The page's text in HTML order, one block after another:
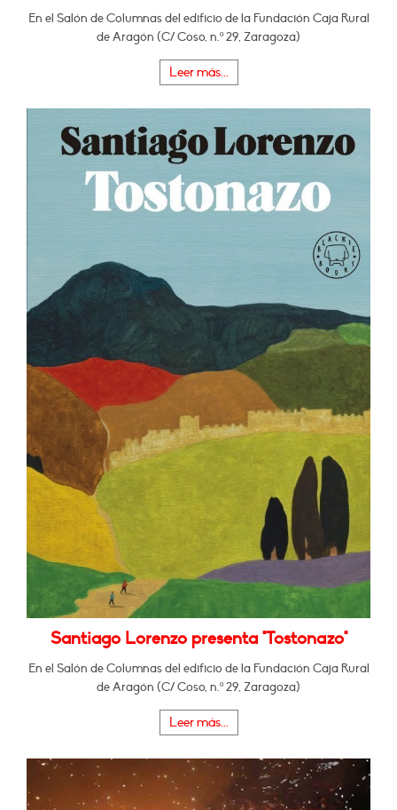
En el Salón de Columnas del edificio de la Fundación Caja Rural
de Aragón (C/ Coso, n.º 29, Zaragoza)
Leer más...
Santiago Lorenzo presenta "Tostonazo"
En el Salón de Columnas del edificio de la Fundación Caja Rural
de Aragón (C/ Coso, n.º 29, Zaragoza)
Leer más...